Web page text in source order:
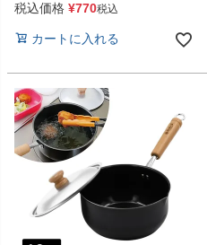
税込価格 ¥770税込
カートに入れる